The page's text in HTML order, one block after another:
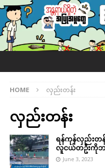
HOME လှည်းတန်း
လှည်းတန်း
ရန်ကုန်လှည်းတန်
လူငယ်တဦးကိုဘန်
June 3, 2023